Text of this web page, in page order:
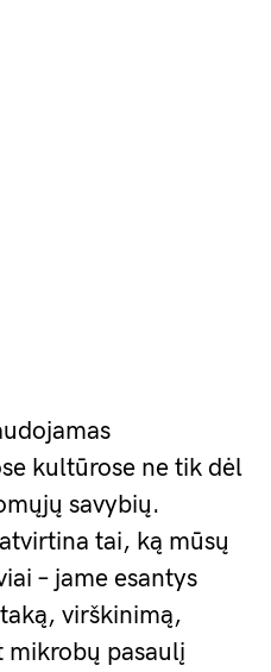
kultūrose ne tik dėl
savybių.
tai, ką mūsų
– jame esantys
virškinimą,
mikrobų pasaulį